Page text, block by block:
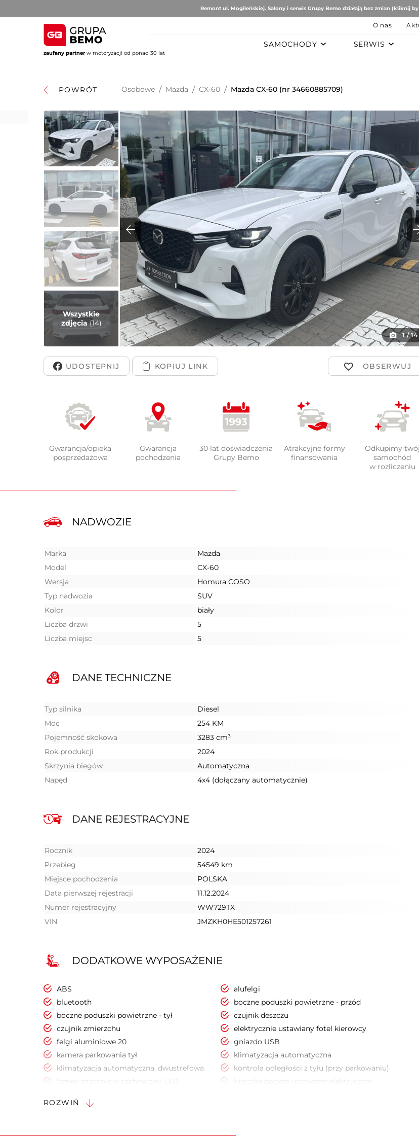
Remont ul. Mogileńskiej. Salony i serwis Grupy Bemo działają bez zmian (kliknij by
zaufany partner w motoryzacji od ponad 30 lat
O nas
SAMOCHODY SERWIS
AUTO BRUNO
Volvo Alfa Romeo
DS Automobiles
Fiat
Citroën
Hyundai
Jeep
Opel
Peugeot
Mercedes-Benz
POWRÓT Osobowe / Mazda / CX-60 / Mazda CX-60 (nr 34660885709)
Wszystkie
zdjęcia(14)
1 / 14
UDOSTĘPNIJ
Gwarancja/opieka
posprzedażowa
Gwarancja
pochodzenia
30 lat doświadczenia
Grupy Bemo
Atrakcyjne formy
finansowania
Odkupimy twój
samochód
w rozliczeniu
NADWOZIE
Marka
Mazda
Model
CX-60
Wersja
Homura COSO
Typ nadwozia
SUV
Kolor
biały
Liczba drzwi
5
Liczba miejsc
5
DANE TECHNICZNE
Typ silnika
Diesel
Moc
254 KM
Pojemność skokowa
3283 cm³
Rok produkcji
2024
Skrzynia biegów
Automatyczna
Napęd
4x4 (dołączany automatycznie)
DANE REJESTRACYJNE
Rocznik
2024
Przebieg
54549 km
Miejsce pochodzenia
POLSKA
Data pierwszej rejestracji
11.12.2024
Numer rejestracyjny
WW729TX
VIN
JMZKH0HE501257261
DODATKOWE WYPOSAŻENIE
ABS
alufelgi
bluetooth
boczne poduszki powietrzne - przód
boczne poduszki powietrzne - tył
czujnik deszczu
czujnik zmierzchu
elektrycznie ustawiany fotel kierowcy
felgi aluminiowe 20
gniazdo USB
kamera parkowania tył
klimatyzacja automatyczna
klimatyzacja automatyczna, dwustrefowa
kontrola odległości z tyłu (przy parkowaniu)
lampy przednie w technologii LED
poduszka powietrzna kierowcy
wspomaganie kierownicy
asystent (czujnik) martwego pola
ROZWIŃ